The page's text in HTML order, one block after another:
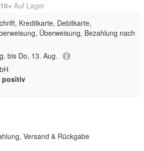
10+ Auf Lager
Kreditkarte, Debitkarte,
Überweisung, Bezahlung nach
bis Do, 13. Aug.
positiv
Versand & Rückgabe